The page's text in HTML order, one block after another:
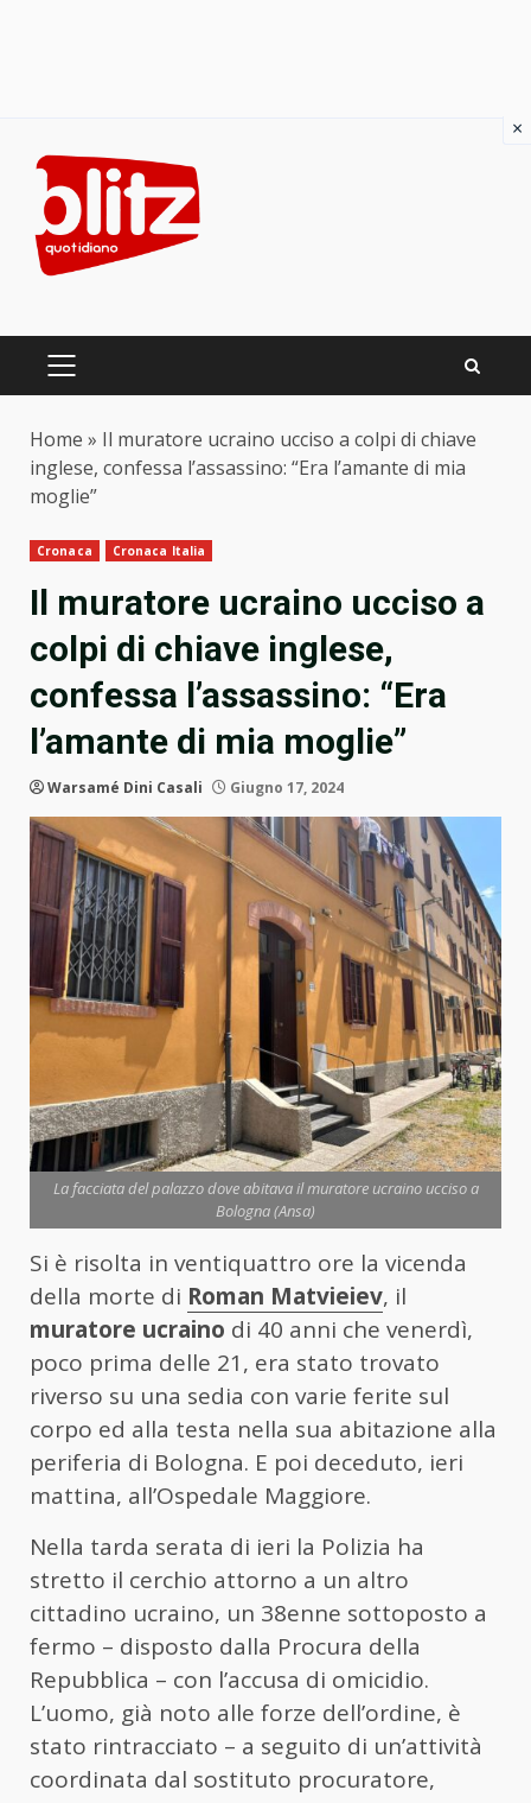
content
PRIMARY
Home » Il muratore ucraino ucciso a colpi di chiave
inglese, confessa l’assassino: “Era l’amante di mia
moglie”
Cronaca Cronaca Italia
Il muratore ucraino ucciso a
colpi di chiave inglese,
confessa l’assassino: “Era
l’amante di mia moglie”
Warsamé Dini Casali Giugno 17, 2024
La facciata del palazzo dove abitava il muratore ucraino ucciso a
Bologna (Ansa)
Si è risolta in ventiquattro ore la vicenda
della morte di Roman Matvieiev, il
muratore ucraino di 40 anni che venerdì,
poco prima delle 21, era stato trovato
riverso su una sedia con varie ferite sul
corpo ed alla testa nella sua abitazione alla
periferia di Bologna. E poi deceduto, ieri
mattina, all’Ospedale Maggiore.
Nella tarda serata di ieri la Polizia ha
stretto il cerchio attorno a un altro
cittadino ucraino, un 38enne sottoposto a
fermo – disposto dalla Procura della
Repubblica – con l’accusa di omicidio.
L’uomo, già noto alle forze dell’ordine, è
stato rintracciato – a seguito di un’attività
coordinata dal sostituto procuratore,
×